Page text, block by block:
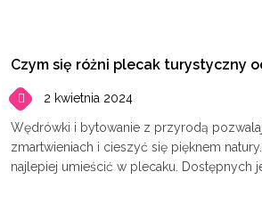
Czym się różni plecak turystyczny
2 kwietnia 2024
Wędrówki i bytowanie z przyrodą
zmartwieniach i cieszyć się pięknem
najlepiej umieścić w plecaku. Dostępnych